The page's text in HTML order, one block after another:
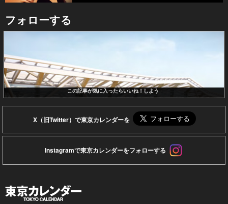
フォローする
この記事が気に入ったらいいね！しよう
X（旧Twitter）で東京カレンダーを
Instagramで東京カレンダーをフォローする